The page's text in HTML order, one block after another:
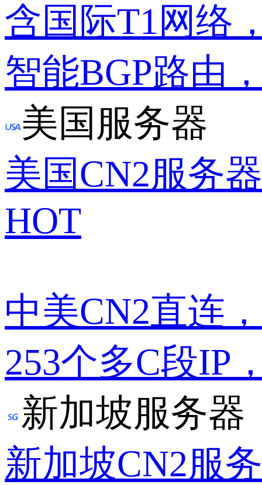
含国际T1网络
智能BGP路由
美国服务器
美国CN2服务器
HOT
中美CN2直连
253个多C段IP
新加坡服务器
新加坡CN2服